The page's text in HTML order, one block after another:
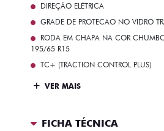
DIREÇÃO ELÉTRICA
GRADE DE PROTECAO NO VIDRO
RODA EM CHAPA NA COR
195/65 R15
TC+ (TRACTION CONTROL PLUS)
VER MAIS
FICHA TÉCNICA